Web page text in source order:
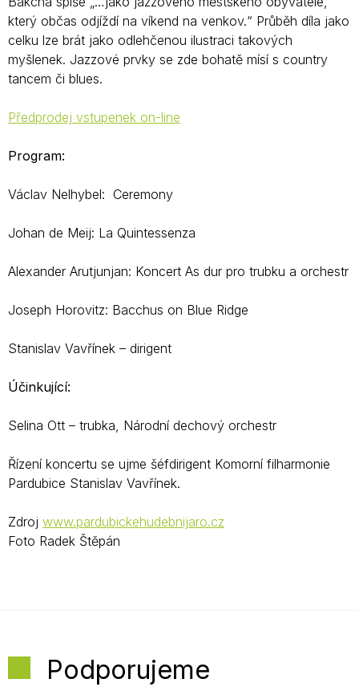
který občas odjíždí na víkend na venkov.“ Průběh díla jako
celku lze brát jako odlehčenou ilustraci takových
myšlenek. Jazzové prvky se zde bohatě mísí s country
tancem či blues.
Předprodej vstupenek on-line
Program:
Václav Nelhybel: Ceremony
Johan de Meij: La Quintessenza
Alexander Arutjunjan: Koncert As dur pro trubku a orchestr
Joseph Horovitz: Bacchus on Blue Ridge
Stanislav Vavřínek – dirigent
Účinkující:
Selina Ott – trubka, Národní dechový orchestr
Řízení koncertu se ujme šéfdirigent Komorní filharmonie
Pardubice Stanislav Vavřínek.
Zdroj www.pardubickehudebnijaro.cz
Foto Radek Štěpán
Podporujeme